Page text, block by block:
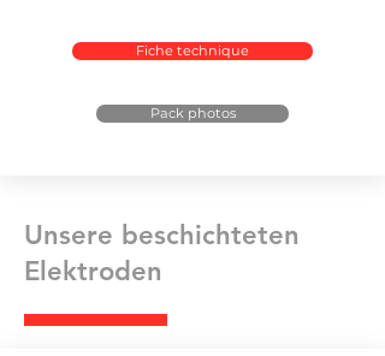
Fiche technique
Pack photos
Unsere beschichteten
Elektroden